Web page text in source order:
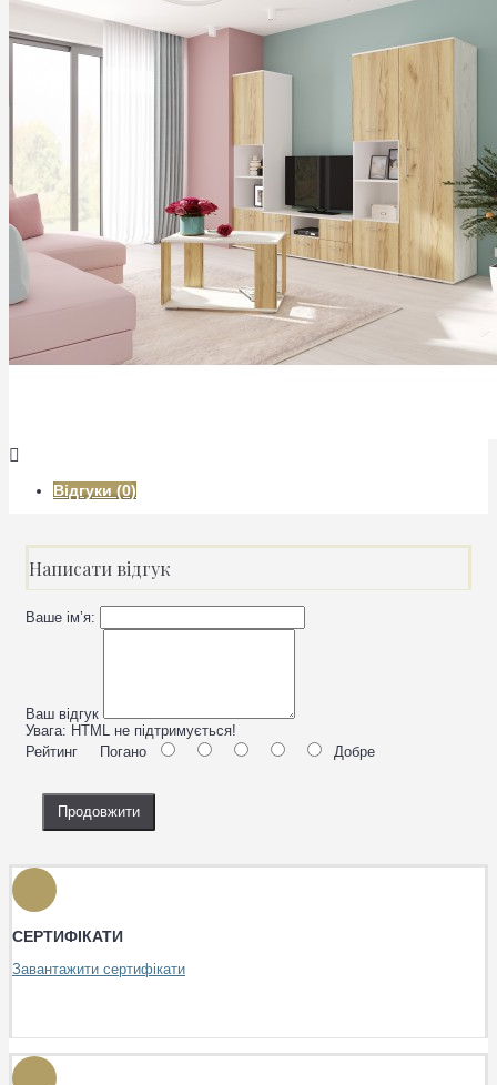
Відгуки (0)
Написати відгук
Ваше ім’я:
Ваш відгук
Увага: HTML не підтримується!
Рейтинг Погано Добре
Продовжити
СЕРТИФІКАТИ
Завантажити сертифікати